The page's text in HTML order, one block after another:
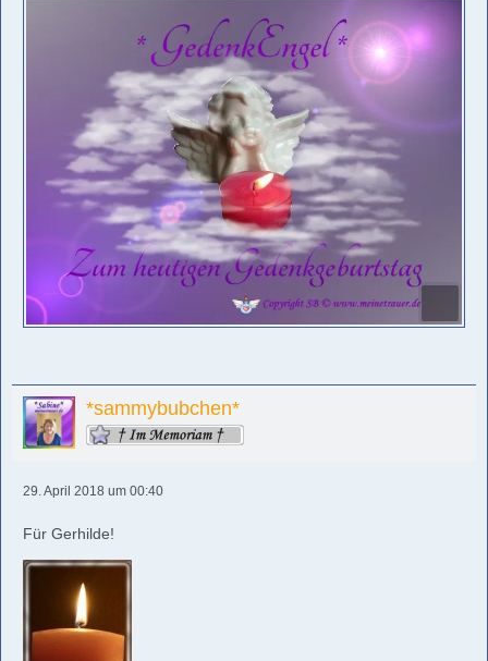
*sammybubchen*
29. April 2018 um 00:40
Für Gerhilde!